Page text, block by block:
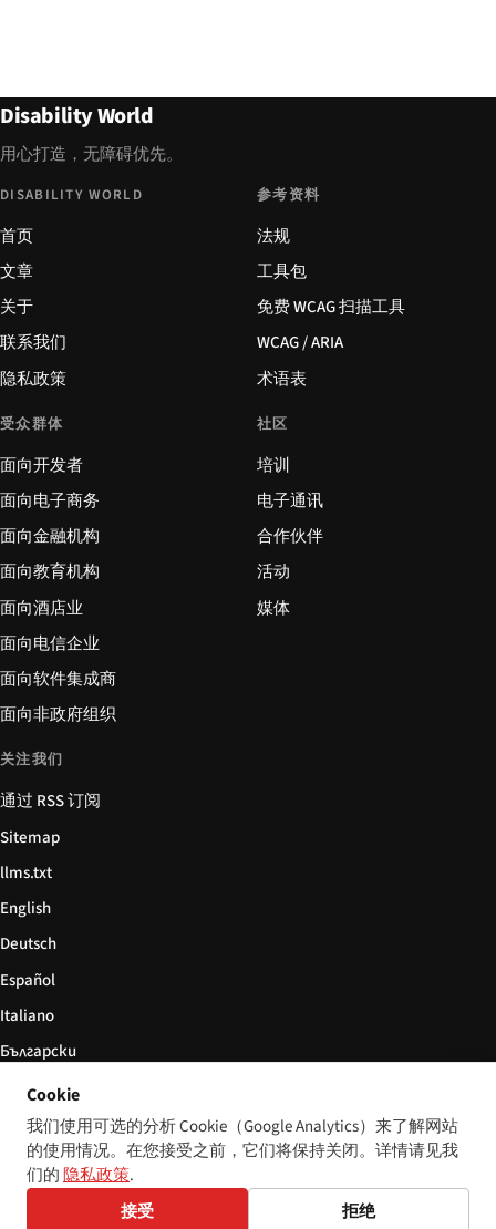
Disability World
用心打造，无障碍优先。
DISABILITY WORLD
首页
文章
关于
联系我们
隐私政策
参考资料
法规
工具包
免费 WCAG 扫描工具
WCAG / ARIA
术语表
受众群体
面向开发者
面向电子商务
面向金融机构
面向教育机构
面向酒店业
面向电信企业
面向软件集成商
面向非政府组织
社区
培训
电子通讯
合作伙伴
活动
媒体
关注我们
通过 RSS 订阅
Sitemap
llms.txt
English
Deutsch
Español
Italiano
Български
简体中文
© 2026 Disability World. 版权所有。 Cookie 设置
Español PolskiFrançais
Cookie
我们使用可选的分析 Cookie（Google Analytics）来了解网站
的使用情况。在您接受之前，它们将保持关闭。详情请见我
们的隐私政策.
接受
拒绝